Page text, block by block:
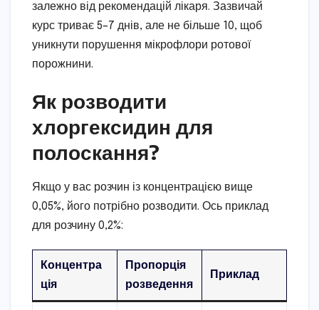
залежно від рекомендацій лікаря. Зазвичай
курс триває 5–7 днів, але не більше 10, щоб
уникнути порушення мікрофлори ротової
порожнини.
Як розводити
хлоргексидин для
полоскання?
Якщо у вас розчин із концентрацією вище
0,05%, його потрібно розводити. Ось приклад
для розчину 0,2%:
Концентра
ція
Пропорція
розведення
Приклад